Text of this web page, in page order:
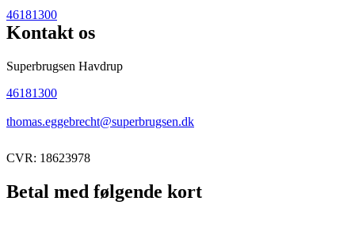
46181300
Kontakt os
Superbrugsen Havdrup
46181300
thomas.eggebrecht@superbrugsen.dk
CVR: 18623978
Betal med følgende kort